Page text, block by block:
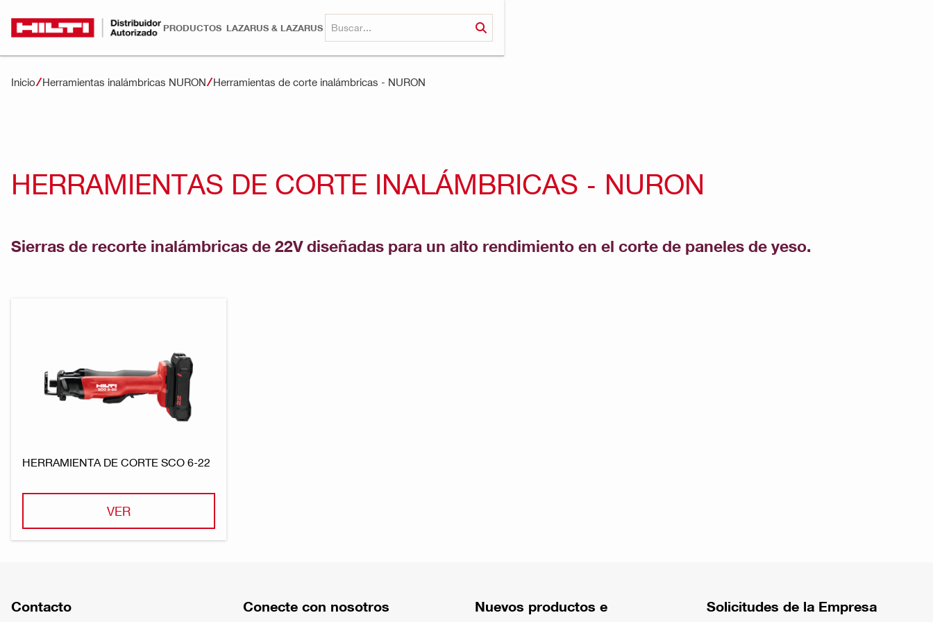
PRODUCTOS LAZARUS & LAZARUS
Inicio Herramientas inalámbricas NURON Herramientas de corte inalámbricas - NURON
HERRAMIENTAS DE CORTE INALÁMBRICAS - NURON
Sierras de recorte inalámbricas de 22V diseñadas para un alto rendimiento en el corte de paneles de yeso.
HERRAMIENTA DE CORTE SCO 6-22
VER
Contacto Conecte con nosotros
Nuevos productos e
Solicitudes de la Empresa